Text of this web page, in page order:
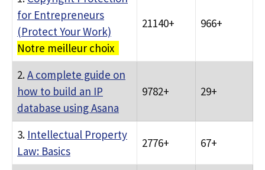
for Entrepreneurs
(Protect Your Work)
Notre meilleur choix
21140+ 966+
2.A complete guide on
how to build an IP
database using Asana
9782+ 29+
3. Intellectual Property
Law: Basics
2776+ 67+